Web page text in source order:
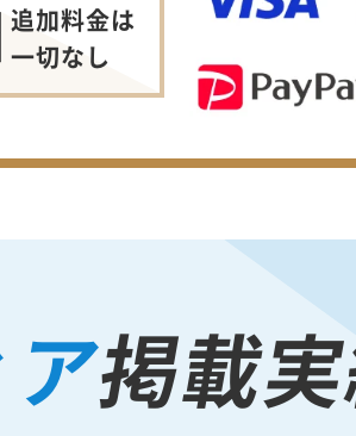
追加料金は
一切なし
ア掲載